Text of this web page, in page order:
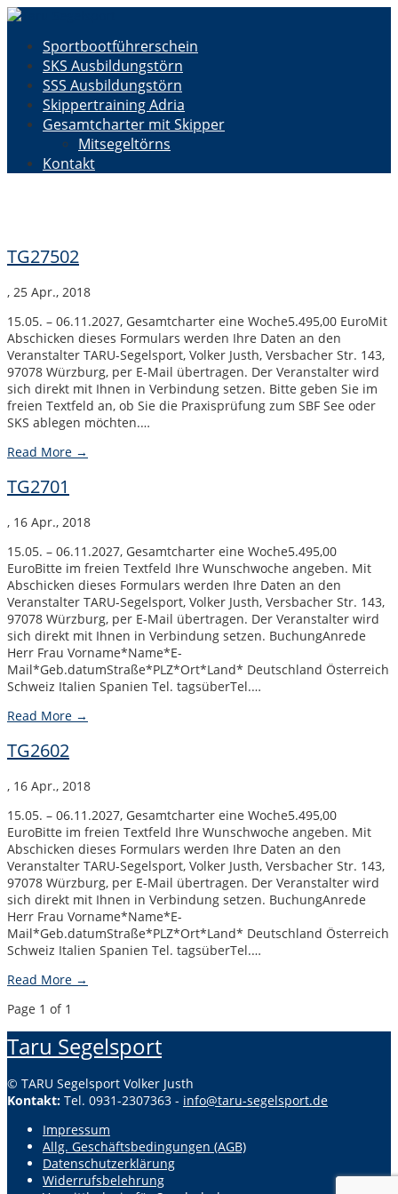
Sportbootführerschein
SKS Ausbildungstörn
SSS Ausbildungstörn
Skippertraining Adria
Gesamtcharter mit Skipper
Mitsegeltörns
Kontakt
TG27502
, 25 Apr., 2018
15.05. – 06.11.2027, Gesamtcharter eine Woche5.495,00 EuroMit
Abschicken dieses Formulars werden Ihre Daten an den
Veranstalter TARU-Segelsport, Volker Justh, Versbacher Str. 143,
97078 Würzburg, per E-Mail übertragen. Der Veranstalter wird
sich direkt mit Ihnen in Verbindung setzen. Bitte geben Sie im
freien Textfeld an, ob Sie die Praxisprüfung zum SBF See oder
SKS ablegen möchten.…
Read More →
TG2701
, 16 Apr., 2018
15.05. – 06.11.2027, Gesamtcharter eine Woche5.495,00
EuroBitte im freien Textfeld Ihre Wunschwoche angeben. Mit
Abschicken dieses Formulars werden Ihre Daten an den
Veranstalter TARU-Segelsport, Volker Justh, Versbacher Str. 143,
97078 Würzburg, per E-Mail übertragen. Der Veranstalter wird
sich direkt mit Ihnen in Verbindung setzen. BuchungAnrede
Herr Frau Vorname*Name*E-
Mail*Geb.datumStraße*PLZ*Ort*Land* Deutschland Österreich
Schweiz Italien Spanien Tel. tagsüberTel.…
Read More →
TG2602
, 16 Apr., 2018
15.05. – 06.11.2027, Gesamtcharter eine Woche5.495,00
EuroBitte im freien Textfeld Ihre Wunschwoche angeben. Mit
Abschicken dieses Formulars werden Ihre Daten an den
Veranstalter TARU-Segelsport, Volker Justh, Versbacher Str. 143,
97078 Würzburg, per E-Mail übertragen. Der Veranstalter wird
sich direkt mit Ihnen in Verbindung setzen. BuchungAnrede
Herr Frau Vorname*Name*E-
Mail*Geb.datumStraße*PLZ*Ort*Land* Deutschland Österreich
Schweiz Italien Spanien Tel. tagsüberTel.…
Read More →
Page 1 of 1
Taru Segelsport
© TARU Segelsport Volker Justh
Kontakt: Tel. 0931-2307363 - info@taru-segelsport.de
Impressum
Allg. Geschäftsbedingungen (AGB)
Datenschutzerklärung
Widerrufsbelehrung